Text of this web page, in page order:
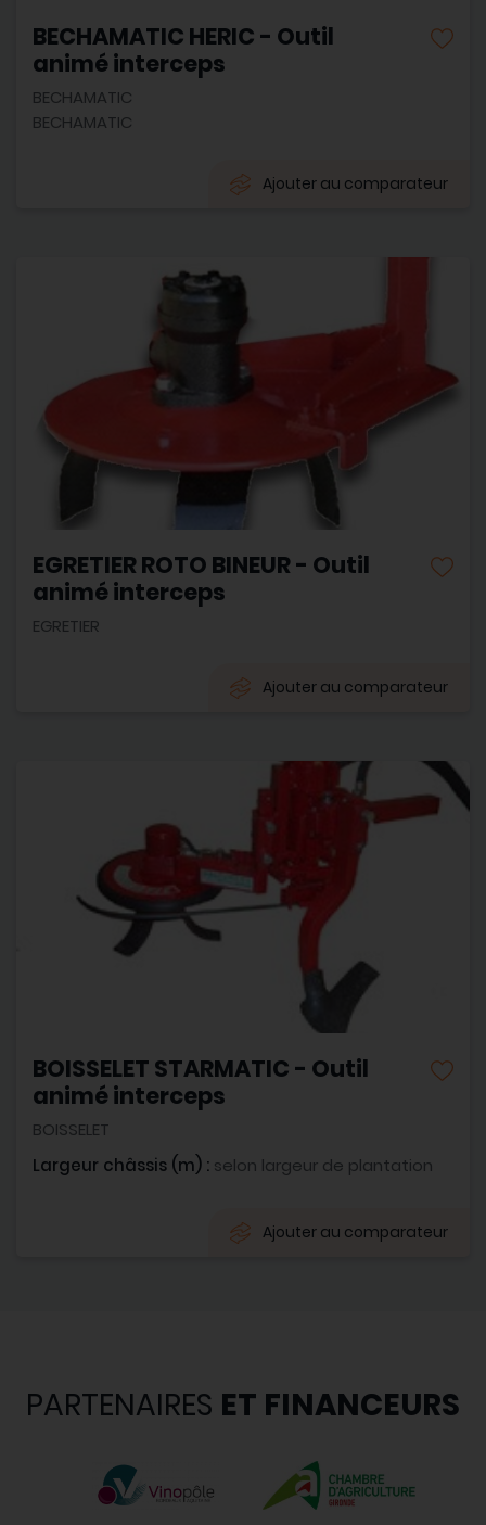
BECHAMATIC HERIC - Outil
animé interceps
BECHAMATIC
BECHAMATIC
Ajouter au comparateur
EGRETIER ROTO BINEUR - Outil
animé interceps
EGRETIER
Ajouter au comparateur
BOISSELET STARMATIC - Outil
animé interceps
BOISSELET
Largeur châssis (m) : selon largeur de plantation
Ajouter au comparateur
PARTENAIRES ET FINANCEURS